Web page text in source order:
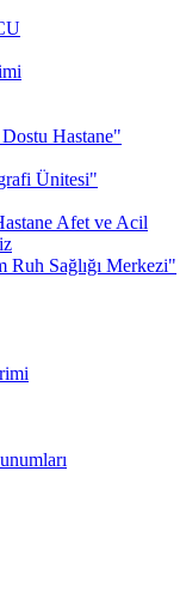
Hastane"
Ünitesi"
Afet ve Acil
Ruh Sağlığı Merkezi"